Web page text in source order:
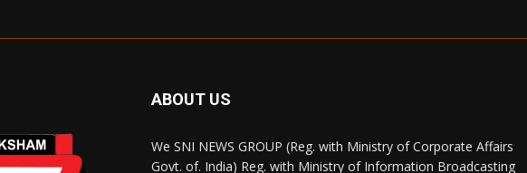
ABOUT US
We SNI NEWS GROUP (Reg. with Ministry of Corporate Affairs
Govt. of. India) Reg. with Ministry of Information Broadcasting